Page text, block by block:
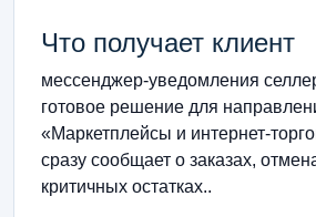
Что получает клиент
мессенджер-уведомления
готовое решение для
«Маркетплейсы и интернет-
сразу сообщает о заказах,
критичных остатках..